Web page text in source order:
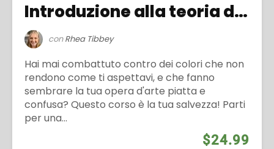
Introduzione alla teoria del colore
conRhea Tibbey
Hai mai combattuto contro dei colori che non
rendono come ti aspettavi, e che fanno
sembrare la tua opera d'arte piatta e
confusa? Questo corso è la tua salvezza! Parti
per una...
$24.99